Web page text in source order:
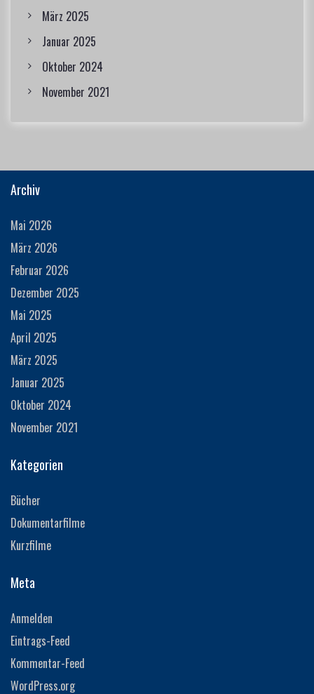
März 2025
Januar 2025
Oktober 2024
November 2021
Archiv
Mai 2026
März 2026
Februar 2026
Dezember 2025
Mai 2025
April 2025
März 2025
Januar 2025
Oktober 2024
November 2021
Kategorien
Bücher
Dokumentarfilme
Kurzfilme
Meta
Anmelden
Eintrags-Feed
Kommentar-Feed
WordPress.org